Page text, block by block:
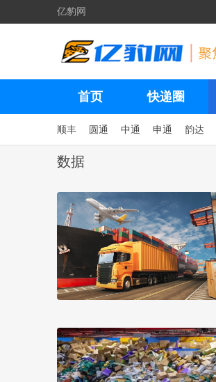
亿豹网
首页 快递圈
顺丰 圆通 中通 申通 韵达
数据